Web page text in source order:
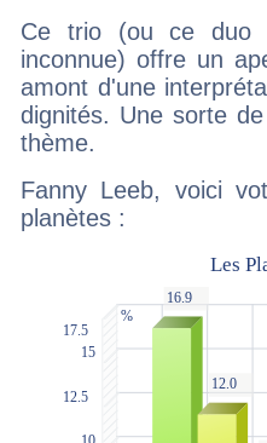
Ce trio (ou ce duo
inconnue) offre un
amont d'une
dignités. Une sorte
thème.
Fanny Leeb, voici
planètes :